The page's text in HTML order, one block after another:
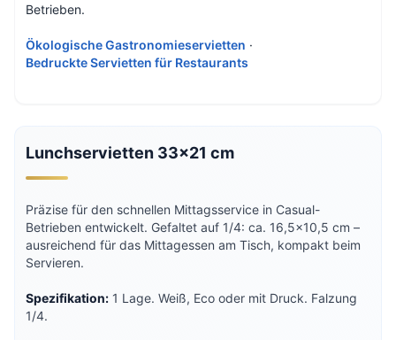
Betrieben.
Ökologische Gastronomieservietten ·
Bedruckte Servietten für Restaurants
Lunchservietten 33×21 cm
Präzise für den schnellen Mittagsservice in Casual-
Betrieben entwickelt. Gefaltet auf 1/4: ca. 16,5×10,5 cm –
ausreichend für das Mittagessen am Tisch, kompakt beim
Servieren.
Spezifikation: 1 Lage. Weiß, Eco oder mit Druck. Falzung
1/4.